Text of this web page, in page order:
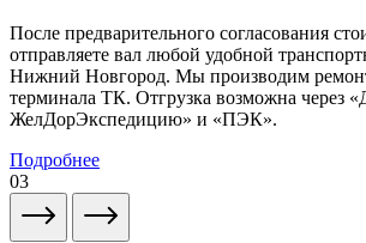
После предварительного согласования
отправляете вал любой удобной
Нижний Новгород. Мы производим
терминала ТК. Отгрузка возможна через
ЖелДорЭкспедицию» и «ПЭК».
Подробнее
03